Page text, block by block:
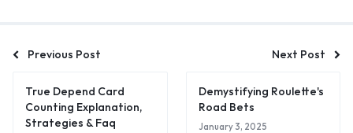
Previous Post Next Post
True Depend Card
Counting Explanation,
Strategies & Faq
Demystifying Roulette's
Road Bets
January 3, 2025